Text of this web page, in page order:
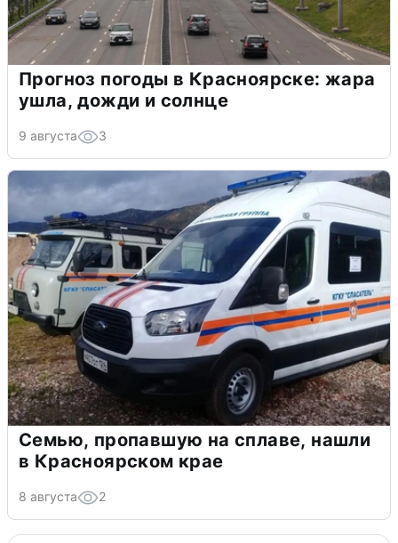
Прогноз погоды в Красноярске: жара
ушла, дожди и солнце
9 августа 3
Семью, пропавшую на сплаве, нашли
в Красноярском крае
8 августа 2